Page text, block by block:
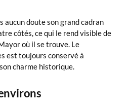
aucun doute son grand cadran
côtés, ce qui le rend visible de
où il se trouve. Le
est toujours conservé à
charme historique.